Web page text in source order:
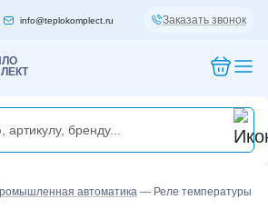
info@teplokomplect.ru Заказать звонок
автоматика — Реле температуры